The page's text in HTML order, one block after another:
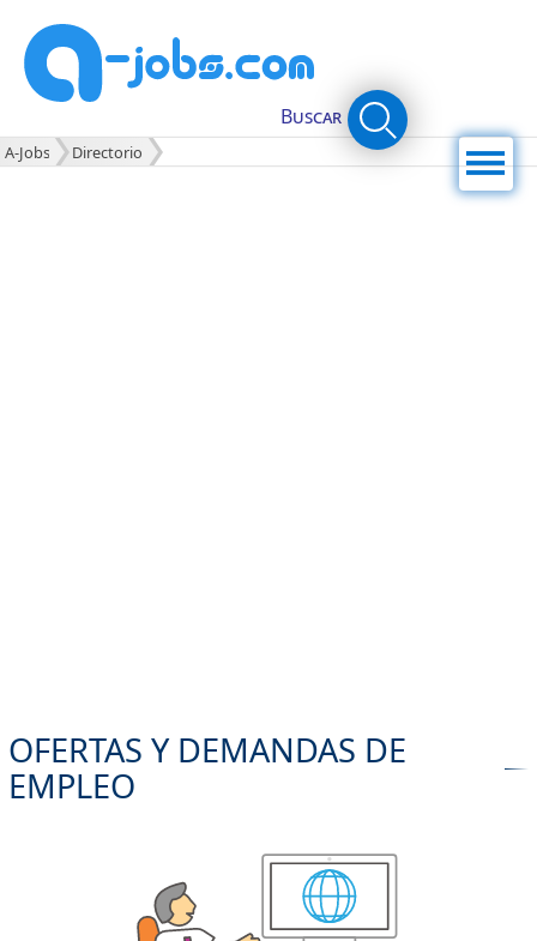
OFERTAS Y DEMANDAS DE
EMPLEO
Buscar
A-Jobs Directorio Menú